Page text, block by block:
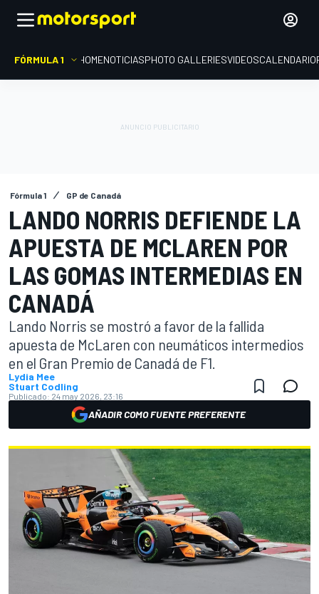
FÓRMULA 1 HOMENOTICIASPHOTO GALLERIESVIDEOSCALENDARIO
Fórmula 1 GP de Canadá
LANDO NORRIS DEFIENDE LA
APUESTA DE MCLAREN POR
LAS GOMAS INTERMEDIAS EN
CANADÁ
Lando Norris se mostró a favor de la fallida
apuesta de McLaren con neumáticos intermedios
en el Gran Premio de Canadá de F1.
Lydia Mee
Stuart Codling
Publicado: 24 may 2026, 23:16
AÑADIR COMO FUENTE PREFERENTE